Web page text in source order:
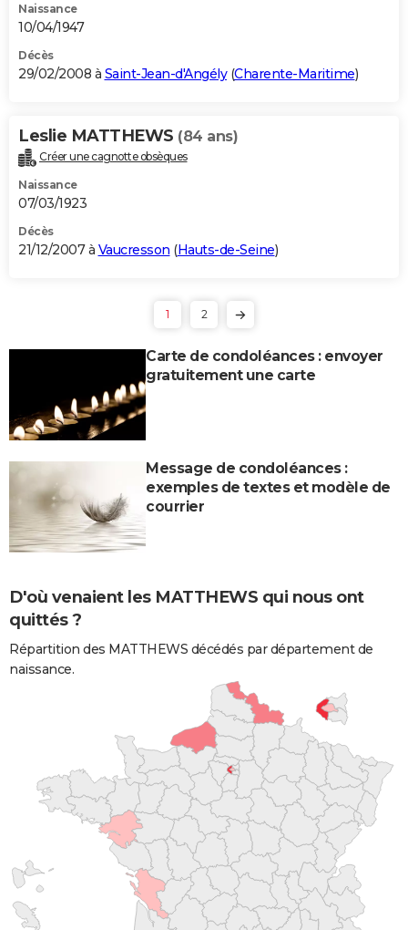
Naissance
10/04/1947
Décès
29/02/2008 à Saint-Jean-d'Angély(Charente-Maritime)
Leslie MATTHEWS (84 ans)
Créer une cagnotte obsèques
Naissance
07/03/1923
Décès
21/12/2007 à Vaucresson (Hauts-de-Seine)
1 2
Carte de condoléances : envoyer
gratuitement une carte
Message de condoléances :
exemples de textes et modèle de
courrier
D'où venaient les MATTHEWS qui nous ont
quittés ?
Répartition des MATTHEWS décédés par département de
naissance.